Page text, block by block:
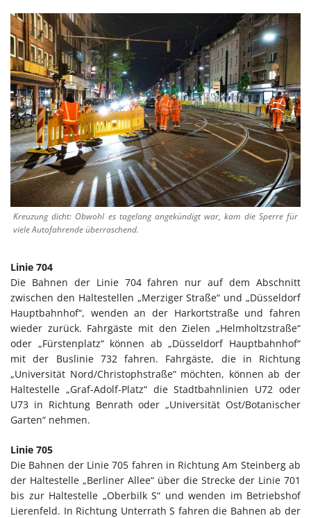
Kreuzung dicht: Obwohl es tagelang angekündigt war, kam die Sperre für
viele Autofahrende überraschend.
Linie 704
Die Bahnen der Linie 704 fahren nur auf dem Abschnitt
zwischen den Haltestellen „Merziger Straße“ und „Düsseldorf
Hauptbahnhof“, wenden an der Harkortstraße und fahren
wieder zurück. Fahrgäste mit den Zielen „Helmholtzstraße“
oder „Fürstenplatz“ können ab „Düsseldorf Hauptbahnhof“
mit der Buslinie 732 fahren. Fahrgäste, die in Richtung
„Universität Nord/Christophstraße“ möchten, können ab der
Haltestelle „Graf-Adolf-Platz“ die Stadtbahnlinien U72 oder
U73 in Richtung Benrath oder „Universität Ost/Botanischer
Garten“ nehmen.
Linie 705
Die Bahnen der Linie 705 fahren in Richtung Am Steinberg ab
der Haltestelle „Berliner Allee“ über die Strecke der Linie 701
bis zur Haltestelle „Oberbilk S“ und wenden im Betriebshof
Lierenfeld. In Richtung Unterrath S fahren die Bahnen ab der